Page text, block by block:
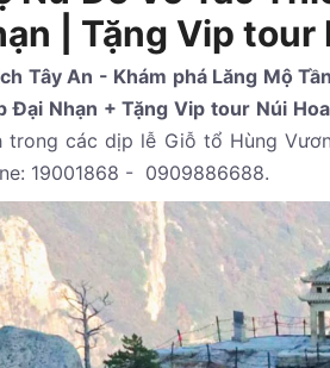
| Tặng Vip tour
Tây An - Khám phá Lăng Mộ
Đại Nhạn + Tặng Vip tour Núi
trong các dịp lễ Giỗ tổ Hùng
19001868 - 0909886688.